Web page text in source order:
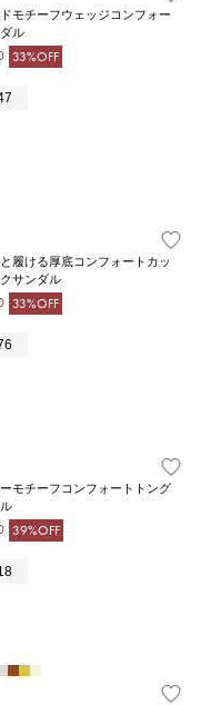
モチーフウェッジコンフォー
ル
33%OFF
履ける厚底コンフォートカッ
クサンダル
33%OFF
モチーフコンフォートトング
39%OFF